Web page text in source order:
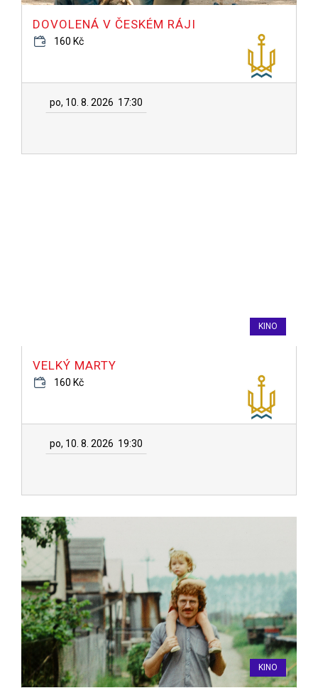
DOVOLENÁ V ČESKÉM RÁJI
160 Kč
po, 10. 8. 2026 17:30
KINO
VELKÝ MARTY
160 Kč
po, 10. 8. 2026 19:30
KINO